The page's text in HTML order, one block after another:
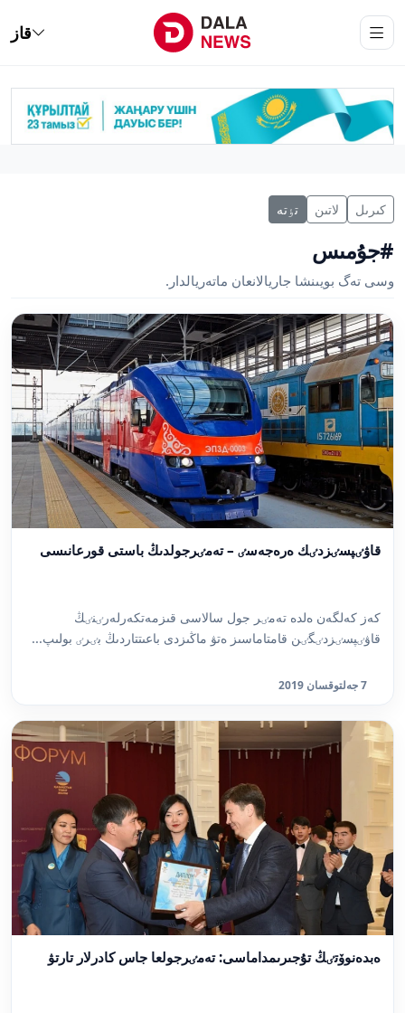
قاز
كىرىل لاتىن تٶتە
#جۇمىس
وسى تەگ بويىنشا جاريالانعان ماتەريالدار.
قاۋٸپسٸزدٸك ەرەجەسٸ – تەمٸرجولدىڭ باستى قورعانىسى
كەز كەلگەن ەلدە تەمٸر جول سالاسى قىزمەتكەرلەرٸنٸڭ
قاۋٸپسٸزدٸگٸن قامتاماسىز ەتۋ ماڭىزدى باعىتتاردىڭ بٸرٸ بولىپ...
7 جەلتوقسان 2019
ەبدەنوۆتٸڭ تۇجىرىمداماسى: تەمٸرجولعا جاس كادرلار تارتۋ